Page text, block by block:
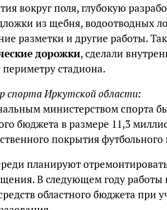
вокруг поля, глубокую
из щебня, водоотводных
разметки и другие работы.
дорожки, сделали
стадиона.
спорта Иркутской области:
министерством спорта
бюджета в размере 11,3
покрытия футбольного
планируют
В следующем году работы
областного бюджета при